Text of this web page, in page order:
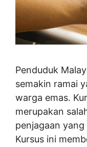
Penduduk
semakin ramai
warga emas.
merupakan
penjagaan
Kursus ini